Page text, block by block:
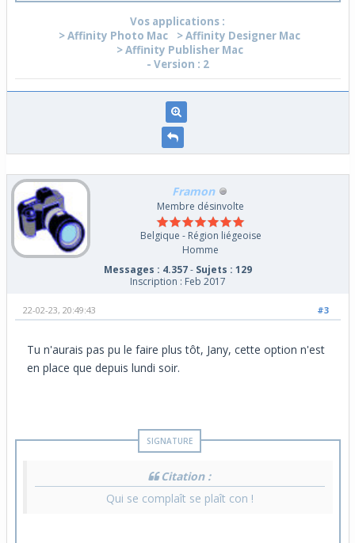
Vos applications :
> Affinity Photo Mac
> Affinity Designer Mac
> Affinity Publisher Mac
- Version : 2
Framon
Membre désinvolte
Belgique - Région liégeoise
Homme
Messages : 4.357- Sujets : 129
Inscription : Feb 2017
#3
22-02-23, 20:49:43
Tu n'aurais pas pu le faire plus tôt, Jany, cette option n'est
en place que depuis lundi soir.
Citation :
Qui se complaît se plaît con !